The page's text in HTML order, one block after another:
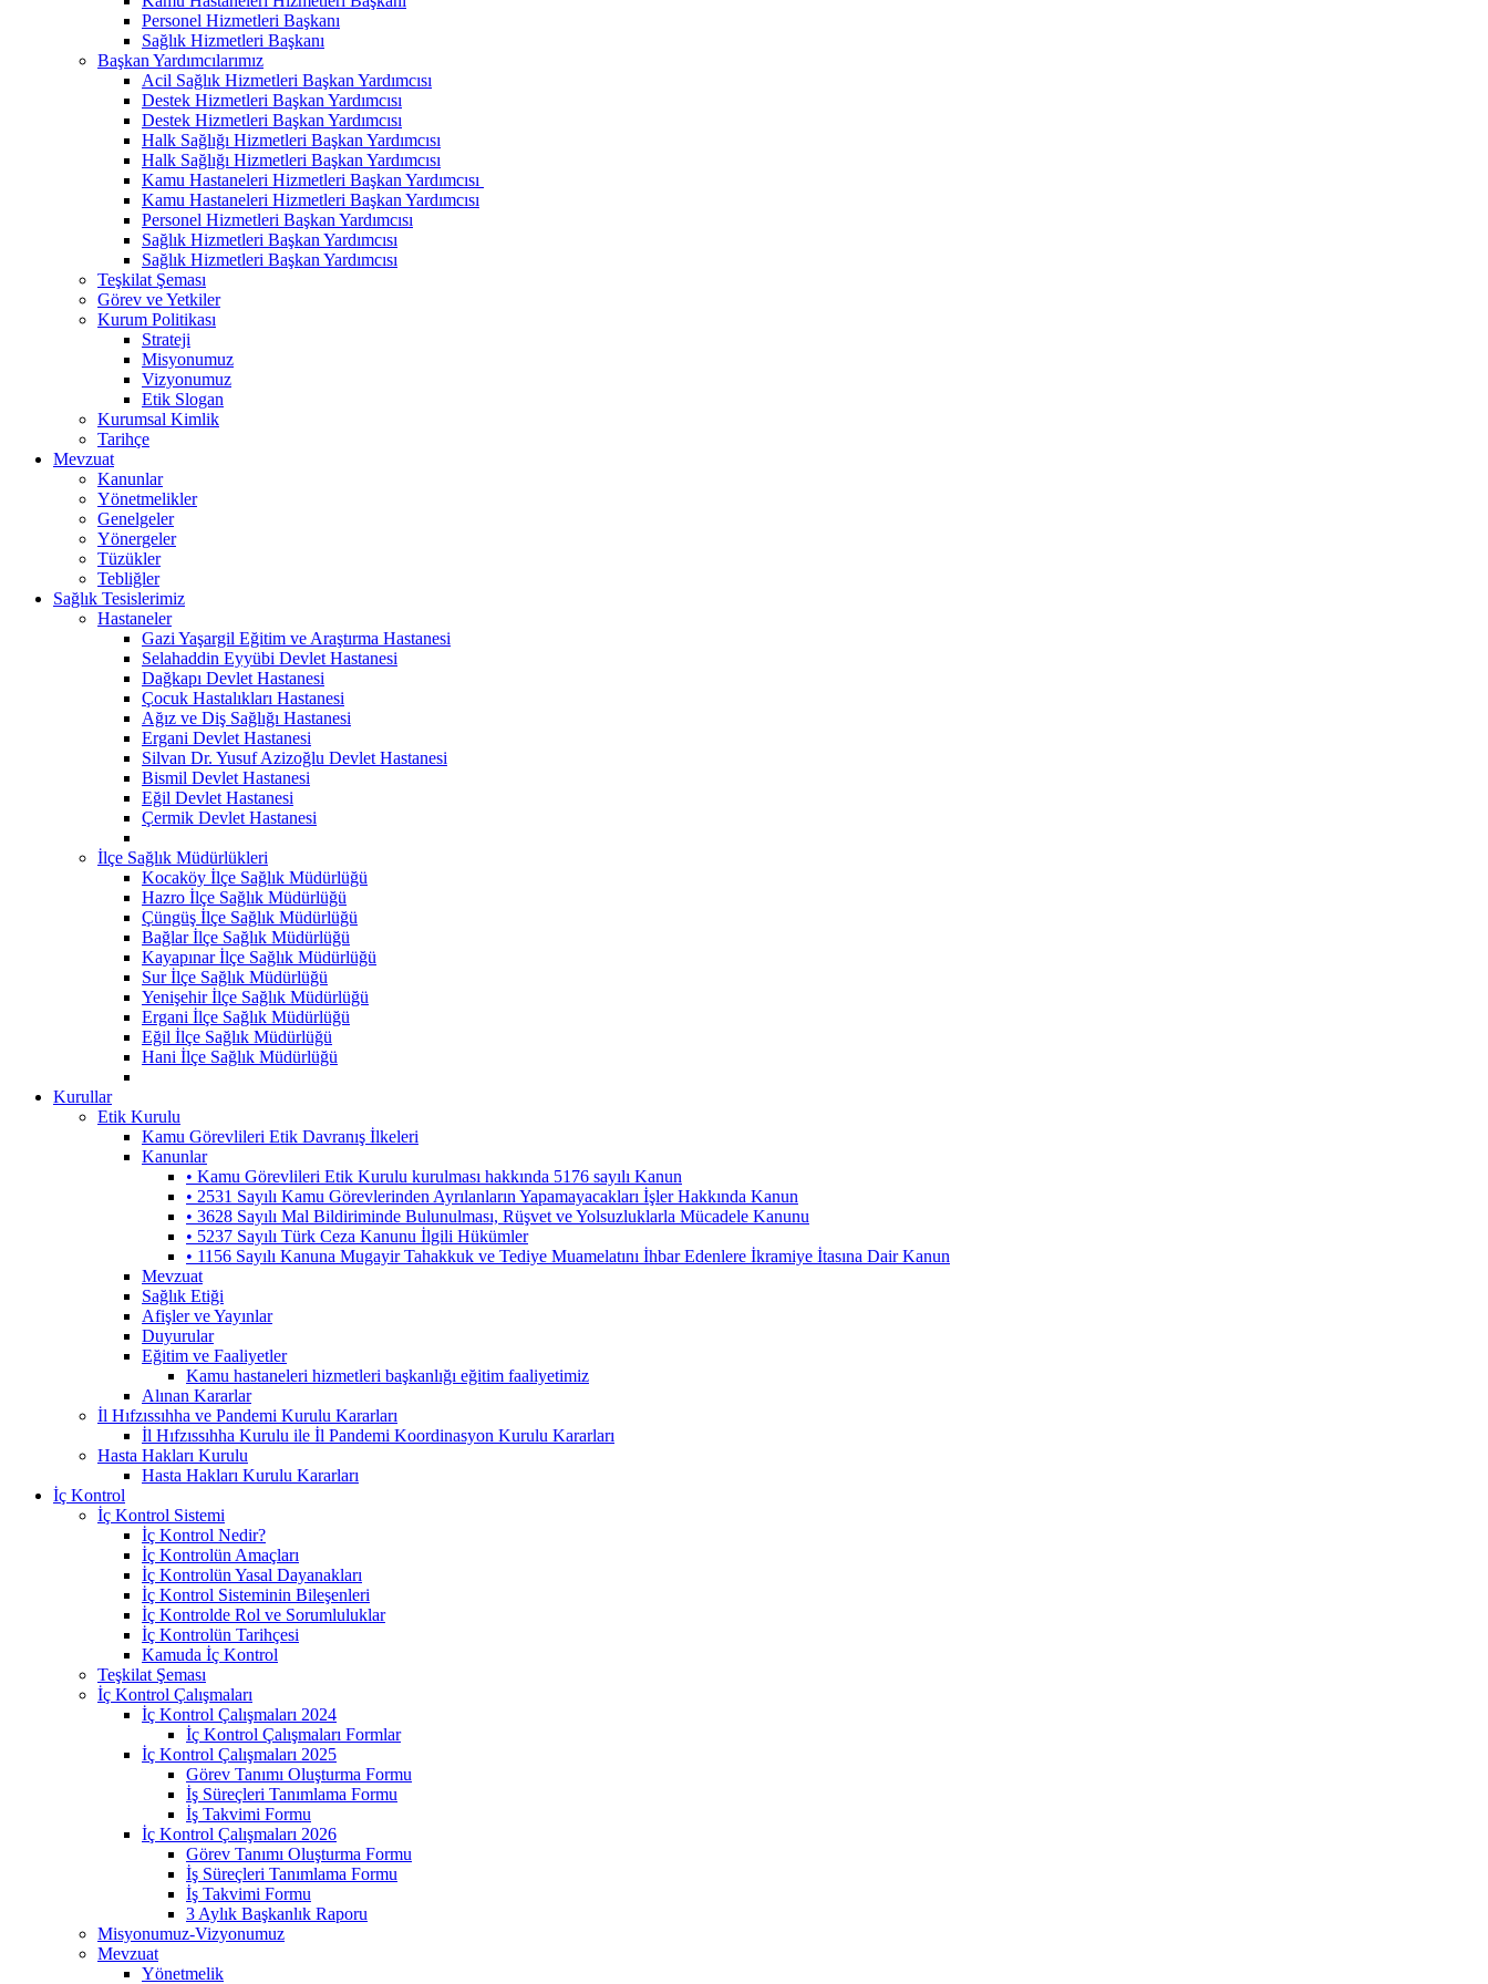
Personel Hizmetleri Başkanı
Sağlık Hizmetleri Başkanı
Başkan Yardımcılarımız
Acil Sağlık Hizmetleri Başkan Yardımcısı
Destek Hizmetleri Başkan Yardımcısı
Destek Hizmetleri Başkan Yardımcısı
Halk Sağlığı Hizmetleri Başkan Yardımcısı
Halk Sağlığı Hizmetleri Başkan Yardımcısı
Kamu Hastaneleri Hizmetleri Başkan Yardımcısı ​
Kamu Hastaneleri Hizmetleri Başkan Yardımcısı
Personel Hizmetleri Başkan Yardımcısı
Sağlık Hizmetleri Başkan Yardımcısı
Sağlık Hizmetleri Başkan Yardımcısı
Teşkilat Şeması
Görev ve Yetkiler
Kurum Politikası
Strateji
Misyonumuz
Vizyonumuz
Etik Slogan
Kurumsal Kimlik
Tarihçe
Mevzuat
Kanunlar
Yönetmelikler
Genelgeler
Yönergeler
Tüzükler
Tebliğler
Sağlık Tesislerimiz
Hastaneler
Gazi Yaşargil Eğitim ve Araştırma Hastanesi
Selahaddin Eyyübi Devlet Hastanesi
Dağkapı Devlet Hastanesi
Çocuk Hastalıkları Hastanesi
Ağız ve Diş Sağlığı Hastanesi
Ergani Devlet Hastanesi
Silvan Dr. Yusuf Azizoğlu Devlet Hastanesi
Bismil Devlet Hastanesi
Eğil Devlet Hastanesi
Çermik Devlet Hastanesi
İlçe Sağlık Müdürlükleri
Kocaköy İlçe Sağlık Müdürlüğü
Hazro İlçe Sağlık Müdürlüğü
Çüngüş İlçe Sağlık Müdürlüğü
Bağlar İlçe Sağlık Müdürlüğü
Kayapınar İlçe Sağlık Müdürlüğü
Sur İlçe Sağlık Müdürlüğü
Yenişehir İlçe Sağlık Müdürlüğü
Ergani İlçe Sağlık Müdürlüğü
Eğil İlçe Sağlık Müdürlüğü
Hani İlçe Sağlık Müdürlüğü
Kurullar
Etik Kurulu
Kamu Görevlileri Etik Davranış İlkeleri
Kanunlar
• Kamu Görevlileri Etik Kurulu kurulması hakkında 5176 sayılı Kanun
• 2531 Sayılı Kamu Görevlerinden Ayrılanların Yapamayacakları İşler Hakkında Kanun
• 3628 Sayılı Mal Bildiriminde Bulunulması, Rüşvet ve Yolsuzluklarla Mücadele Kanunu
• 5237 Sayılı Türk Ceza Kanunu İlgili Hükümler
• 1156 Sayılı Kanuna Mugayir Tahakkuk ve Tediye Muamelatını İhbar Edenlere İkramiye İtasına Dair Kanun
Mevzuat
Sağlık Etiği
Afişler ve Yayınlar
Duyurular
Eğitim ve Faaliyetler
Kamu hastaneleri hizmetleri başkanlığı eğitim faaliyetimiz
Alınan Kararlar
İl Hıfzıssıhha ve Pandemi Kurulu Kararları
İl Hıfzıssıhha Kurulu ile İl Pandemi Koordinasyon Kurulu Kararları
Hasta Hakları Kurulu
Hasta Hakları Kurulu Kararları
İç Kontrol
İç Kontrol Sistemi
İç Kontrol Nedir?
İç Kontrolün Amaçları
İç Kontrolün Yasal Dayanakları
İç Kontrol Sisteminin Bileşenleri
İç Kontrolde Rol ve Sorumluluklar
İç Kontrolün Tarihçesi
Kamuda İç Kontrol
Teşkilat Şeması
İç Kontrol Çalışmaları
İç Kontrol Çalışmaları 2024
İç Kontrol Çalışmaları Formlar
İç Kontrol Çalışmaları 2025
Görev Tanımı Oluşturma Formu
İş Süreçleri Tanımlama Formu
İş Takvimi Formu
İç Kontrol Çalışmaları 2026
Görev Tanımı Oluşturma Formu
İş Süreçleri Tanımlama Formu
İş Takvimi Formu
3 Aylık Başkanlık Raporu
Misyonumuz-Vizyonumuz
Mevzuat
Yönetmelik